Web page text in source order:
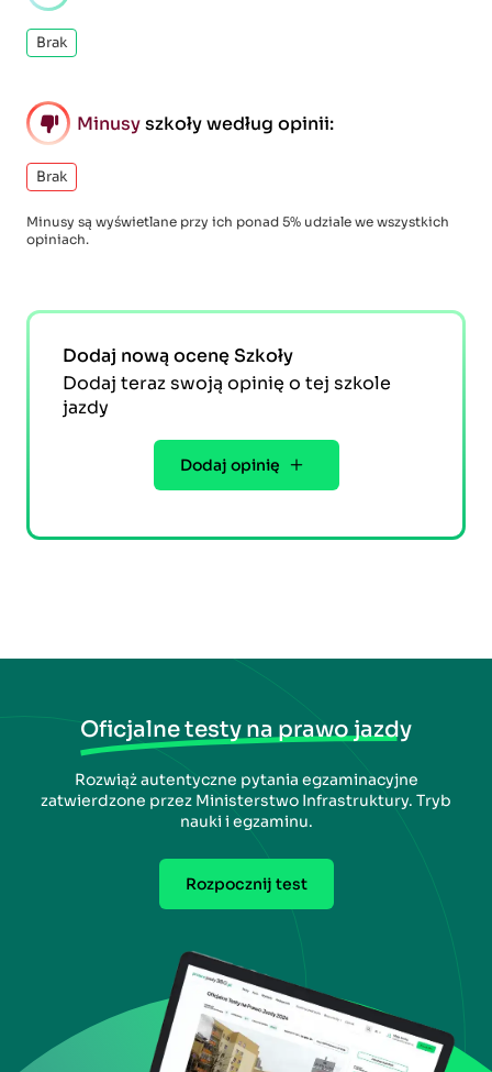
Brak
Minusyszkoły według opinii:
Brak
Minusy są wyświetlane przy ich ponad 5% udziale we wszystkich
opiniach.
Dodaj nową ocenę Szkoły
Dodaj teraz swoją opinię o tej szkole
jazdy
Dodaj opinię
Oficjalne testy na prawo jazdy
Rozwiąż autentyczne pytania egzaminacyjne
zatwierdzone przez Ministerstwo Infrastruktury. Tryb
nauki i egzaminu.
Rozpocznij test